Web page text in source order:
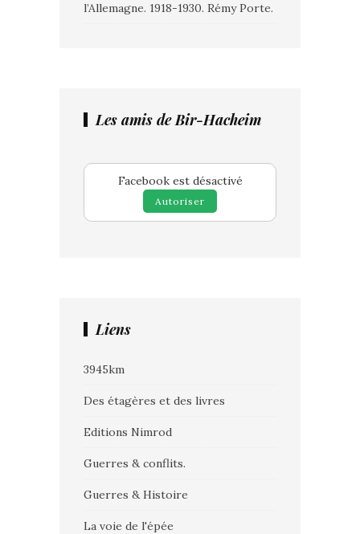
l’Allemagne. 1918-1930. Rémy Porte.
Les amis de Bir-Hacheim
Facebook est désactivé
Autoriser
Liens
3945km
Des étagères et des livres
Editions Nimrod
Guerres & conflits.
Guerres & Histoire
La voie de l'épée